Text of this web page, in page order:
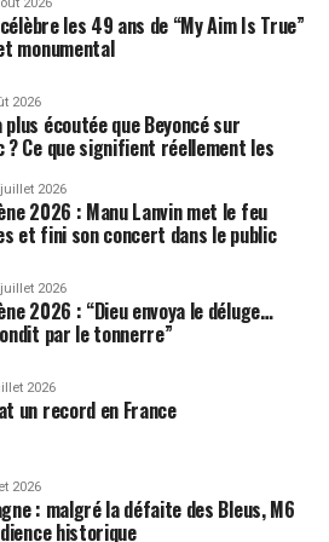
?
le monde du hip-hop que nous
hip-hop va mourir quand les
Mais je te rassure, ce
rapide, comme un coup de feu,
t-il comme nouveautés, ce
« beats », des rimes
personnages et beaucoup de
notamment avec Jamie Lidell,
C’est étonnant, d’ailleurs,
à cet album. On lui a dit,
que tu veux faire ça ? Tu sais,
groupe, une grenouille, tout
les 49 ans de “My Aim Is True”
monumental
2026
plus écoutée que Beyoncé sur
? Ce que signifient réellement les
2026
2026 : Manu Lanvin met le feu
et fini son concert dans le public
2026
2026 : “Dieu envoya le déluge…
par le tonnerre”
2026
un record en France
2026
: malgré la défaite des Bleus, M6
historique